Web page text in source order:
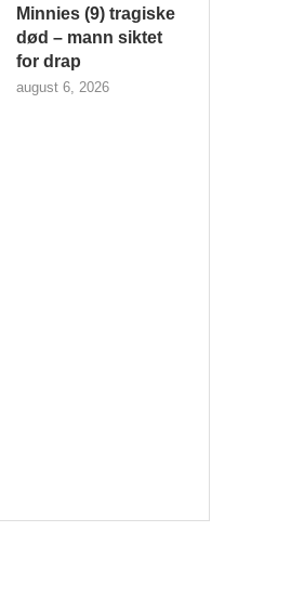
Minnies (9) tragiske
død – mann siktet
for drap
august 6, 2026